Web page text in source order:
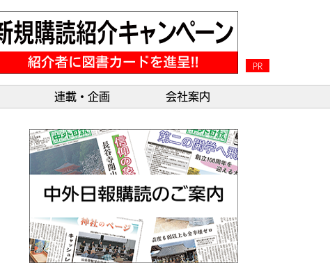
PR
連載・企画 会社案内